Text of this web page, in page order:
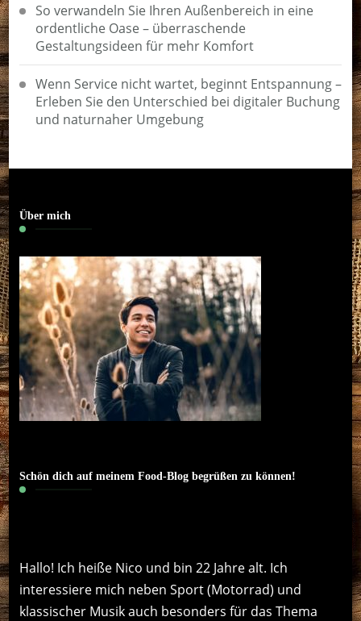
So verwandeln Sie Ihren Außenbereich in eine
ordentliche Oase – überraschende
Gestaltungsideen für mehr Komfort
Wenn Service nicht wartet, beginnt Entspannung –
Erleben Sie den Unterschied bei digitaler Buchung
und naturnaher Umgebung
Über mich
Schön dich auf meinem Food-Blog begrüßen zu können!
Hallo! Ich heiße Nico und bin 22 Jahre alt. Ich
interessiere mich neben Sport (Motorrad) und
klassischer Musik auch besonders für das Thema